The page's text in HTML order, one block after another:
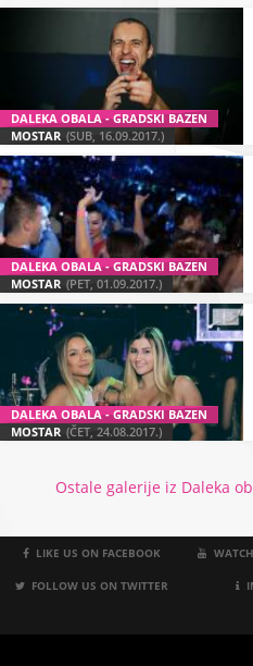
DALEKA OBALA - GRADSKI BAZEN
MOSTAR (SUB, 16.09.2017.)
DALEKA OBALA - GRADSKI BAZEN
MOSTAR (PET, 01.09.2017.)
DALEKA OBALA - GRADSKI BAZEN
MOSTAR (ČET, 24.08.2017.)
Ostale galerije iz Daleka
LIKE US ON FACEBOOK
FOLLOW US ON TWITTER